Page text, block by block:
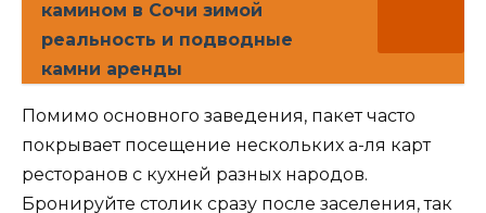
камином в Сочи зимой
реальность и подводные
камни аренды
Помимо основного заведения, пакет часто
покрывает посещение нескольких а-ля карт
ресторанов с кухней разных народов.
Бронируйте столик сразу после заселения, так